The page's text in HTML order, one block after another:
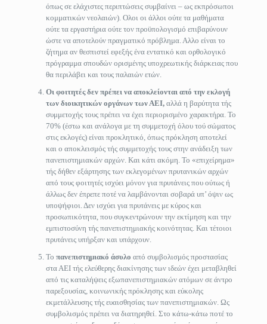
όπως σε ελάχιστες περιπτώσεις συμβαίνει – ως εκπρόσωποι
κομματικών νεολαιών). Ολοι οι άλλοι ούτε τα μαθήματα
ούτε τα εργαστήρια ούτε τον προϋπολογισμό επιβαρύνουν
ώστε να αποτελούν πραγματικό πρόβλημα. Αλλο είναι το
ζήτημα αν θεσπιστεί εφεξής ένα εντατικό και ορθολογικό
πρόγραμμα σπουδών ορισμένης υποχρεωτικής διάρκειας που
θα περιλάβει και τους παλαιών ετών.
Οι φοιτητές δεν πρέπει να αποκλείονται από την εκλογή
των διοικητικών οργάνων των ΑΕΙ,αλλά η βαρύτητα τής
συμμετοχής τους πρέπει να έχει περιορισμένο χαρακτήρα. Το
70% (έστω και ανάλογα με τη συμμετοχή όλου τού σώματος
στις εκλογές) είναι προκλητικό, όπως πρόκληση αποτελεί
και ο αποκλεισμός τής συμμετοχής τους στην ανάδειξη των
πανεπιστημιακών αρχών. Και κάτι ακόμη. Το «επιχείρημα»
τής δήθεν εξάρτησης των εκλεγομένων πρυτανικών αρχών
από τους φοιτητές ισχύει μόνον για πρυτάνεις που ούτως ή
άλλως δεν έπρεπε ποτέ να λαμβάνονται σοβαρά υπ’ όψιν ως
υποψήφιοι. Δεν ισχύει για πρυτάνεις με κύρος και
προσωπικότητα, που συγκεντρώνουν την εκτίμηση και την
εμπιστοσύνη τής πανεπιστημιακής κοινότητας. Και τέτοιοι
πρυτάνεις υπήρξαν και υπάρχουν.
Το πανεπιστημιακό άσυλο από συμβολισμός προστασίας
στα ΑΕΙ τής ελεύθερης διακίνησης των ιδεών έχει μεταβληθεί
από τις καταλήψεις εξωπανεπιστημιακών ατόμων σε άντρο
παρεξουσίας, κοινωνικής πρόκλησης και εύκολης
εκμετάλλευσης τής ευαισθησίας των πανεπιστημιακών. Ως
συμβολισμός πρέπει να διατηρηθεί. Στο κάτω-κάτω ποτέ το